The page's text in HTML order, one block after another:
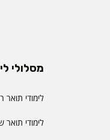
מסלולי
לימודי תואר
לימודי תואר